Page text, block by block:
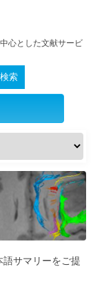
心とした文献サービ
サマリーをご提